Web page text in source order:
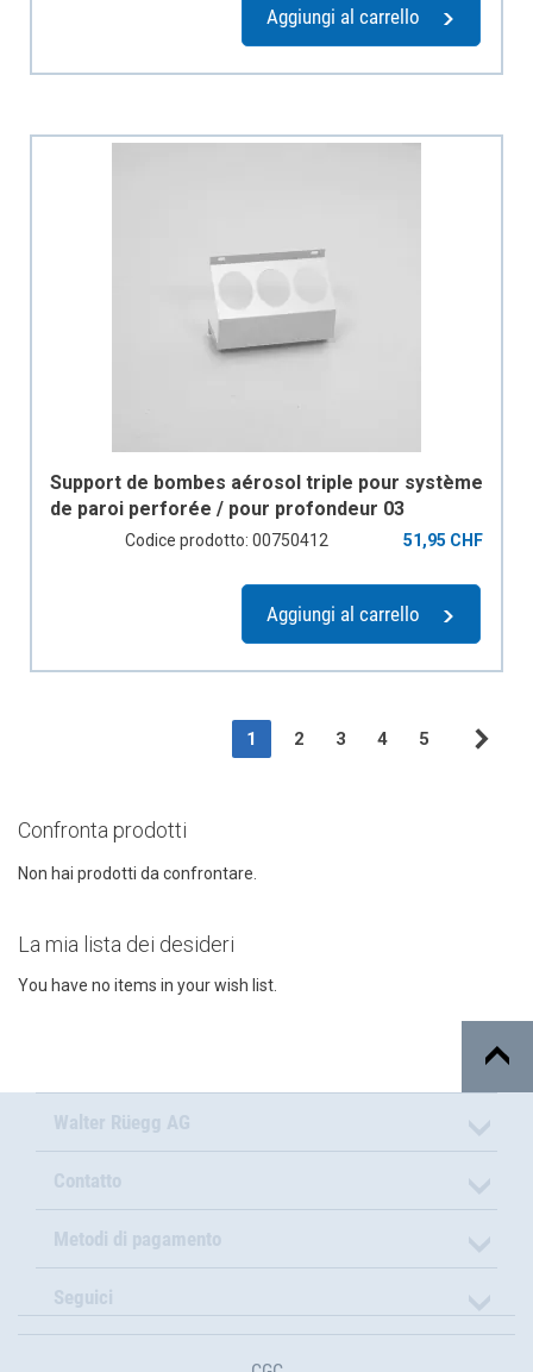
Aggiungi al carrello
Support de bombes aérosol triple pour système
de paroi perforée / pour profondeur 03
Codice prodotto: 00750412 51,95 CHF
Aggiungi al carrello
PageYou're currently reading page
1 Page
2 Page
3 Page
4 Page
5
Confronta prodotti
Non hai prodotti da confrontare.
La mia lista dei desideri
You have no items in your wish list.
Walter Rüegg AG
Contatto
Metodi di pagamento
Seguici